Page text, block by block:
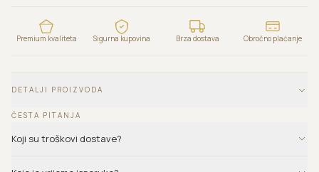
Premium kvaliteta Sigurna kupovina Brza dostava Obročno plaćanje
DETALJI PROIZVODA
ČESTA PITANJA
Koji su troškovi dostave?